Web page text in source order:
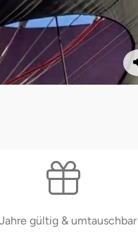
gültig & umtauschbar